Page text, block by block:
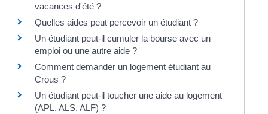
vacances d'été ?
Quelles aides peut percevoir un étudiant ?
Un étudiant peut-il cumuler la bourse avec un
emploi ou une autre aide ?
Comment demander un logement étudiant au
Crous ?
Un étudiant peut-il toucher une aide au logement
(APL, ALS, ALF) ?